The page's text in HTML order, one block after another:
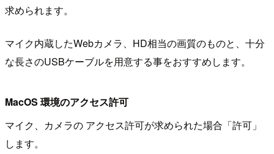
求められます。
マイク内蔵したWebカメラ、HD相当の画質のものと、十分
な長さのUSBケーブルを用意する事をおすすめします。
MacOS 環境のアクセス許可
マイク、カメラの アクセス許可が求められた場合「許可」
します。